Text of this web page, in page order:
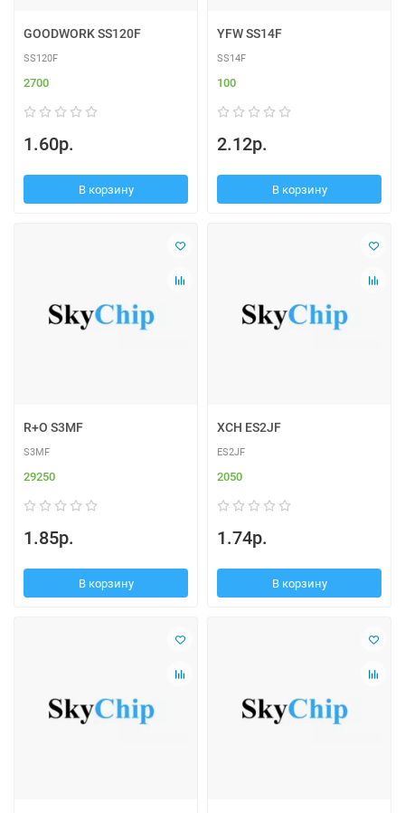
GOODWORK SS120F
SS120F
2700
1.60р.
В корзину
YFW SS14F
SS14F
100
2.12р.
В корзину
R+O S3MF
S3MF
29250
1.85р.
В корзину
XCH ES2JF
ES2JF
2050
1.74р.
В корзину